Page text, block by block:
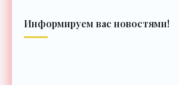
Информируем вас новостями!